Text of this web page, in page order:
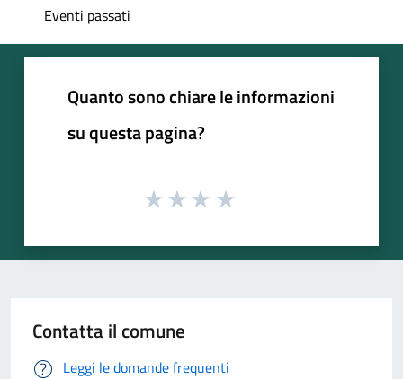
Eventi passati
Quanto sono chiare le informazioni
su questa pagina?
Contatta il comune
Leggi le domande frequenti